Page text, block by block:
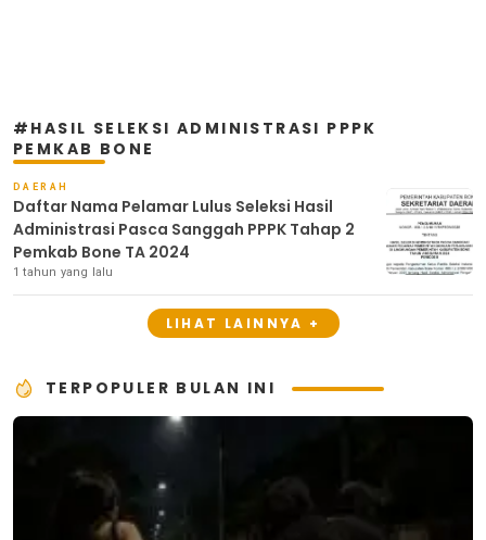
#HASIL SELEKSI ADMINISTRASI PPPK
PEMKAB BONE
DAERAH
Daftar Nama Pelamar Lulus Seleksi Hasil
Administrasi Pasca Sanggah PPPK Tahap 2
Pemkab Bone TA 2024
1 tahun yang lalu
LIHAT LAINNYA +
TERPOPULER BULAN INI